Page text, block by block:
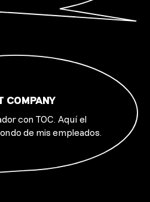
COMPANY
con TOC. Aquí el
de mis empleados.